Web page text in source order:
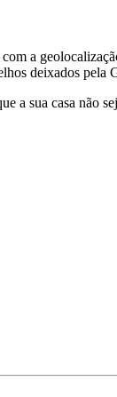
a
deixados pela
a sua casa não